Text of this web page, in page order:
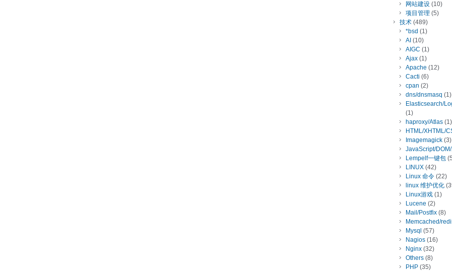
网站建设 (10)
项目管理 (5)
技术 (489)
*bsd (1)
AI (10)
AIGC (1)
Ajax (1)
Apache (12)
Cacti (6)
cpan (2)
dns/dnsmasq (1)
Elasticsearch/
(1)
haproxy/Atlas (1)
HTML/XHTML/
Imagemagick (3)
JavaScript/
Lempelf一键包
LINUX (42)
Linux 命令 (22)
linux 维护优化
Linux游戏 (1)
Lucene (2)
Mail/Postfix (8)
Memcached/
Mysql (57)
Nagios (16)
Nginx (32)
Others (8)
PHP (35)